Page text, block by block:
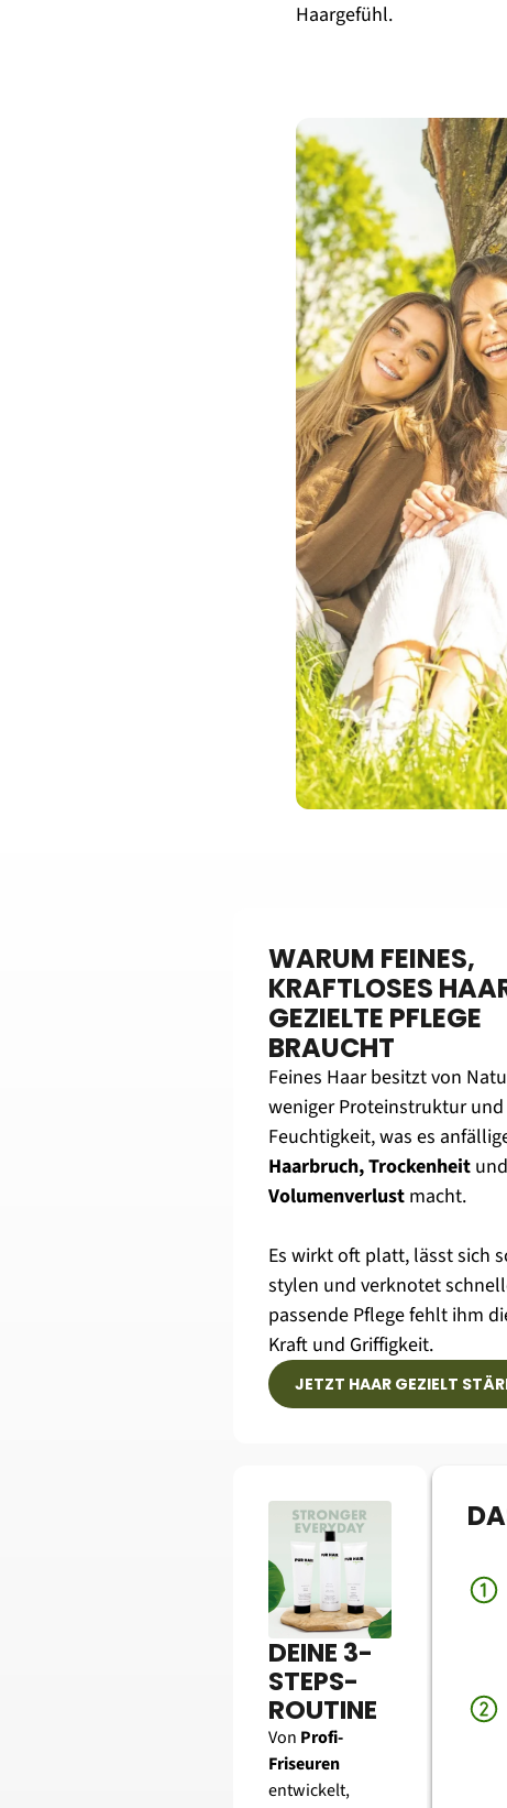
Haargefühl.
WARUM FEINES,
KRAFTLOSES
GEZIELTE PFLEGE
BRAUCHT
Feines Haar besitzt von
weniger Proteinstruktur und
Haarbruch, Trockenheit
Volumenverlust macht.
Es wirkt oft platt, lässt sich
stylen und verknotet
passende Pflege fehlt ihm
Kraft und Griffigkeit.
JETZT HAAR GEZIELT
DEINE 3-
STEPS-
ROUTINE
Von Profi-
Friseuren
entwickelt,